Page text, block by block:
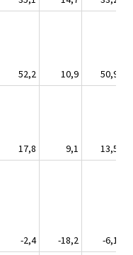
52,2 10,9
50,9
17,8 9,1
13,5
-2,4 -18,2 -6,1